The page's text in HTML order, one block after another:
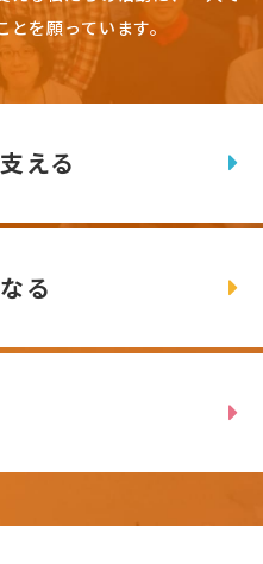
とを願っています。
える
る